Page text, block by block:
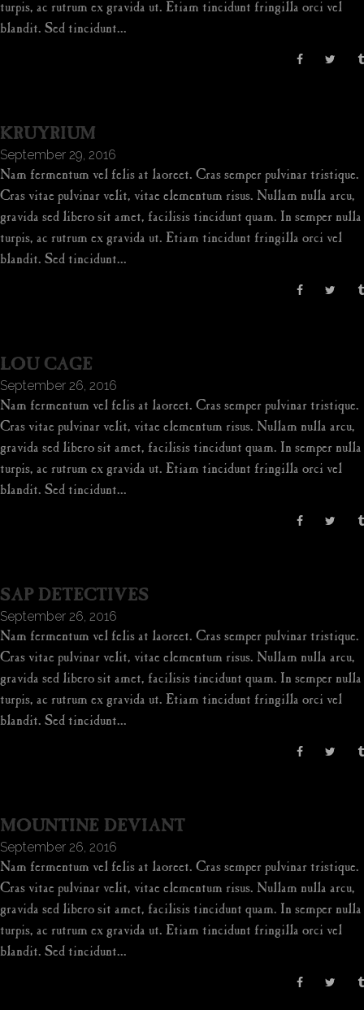
turpis, ac rutrum ex gravida ut. Etiam tincidunt fringilla orci vel
blandit. Sed tincidunt...
KRUYRIUM
September 29, 2016
Nam fermentum vel felis at laoreet. Cras semper pulvinar tristique.
Cras vitae pulvinar velit, vitae elementum risus. Nullam nulla arcu,
gravida sed libero sit amet, facilisis tincidunt quam. In semper nulla
turpis, ac rutrum ex gravida ut. Etiam tincidunt fringilla orci vel
blandit. Sed tincidunt...
LOU CAGE
September 26, 2016
Nam fermentum vel felis at laoreet. Cras semper pulvinar tristique.
Cras vitae pulvinar velit, vitae elementum risus. Nullam nulla arcu,
gravida sed libero sit amet, facilisis tincidunt quam. In semper nulla
turpis, ac rutrum ex gravida ut. Etiam tincidunt fringilla orci vel
blandit. Sed tincidunt...
SAP DETECTIVES
September 26, 2016
Nam fermentum vel felis at laoreet. Cras semper pulvinar tristique.
Cras vitae pulvinar velit, vitae elementum risus. Nullam nulla arcu,
gravida sed libero sit amet, facilisis tincidunt quam. In semper nulla
turpis, ac rutrum ex gravida ut. Etiam tincidunt fringilla orci vel
blandit. Sed tincidunt...
MOUNTINE DEVIANT
September 26, 2016
Nam fermentum vel felis at laoreet. Cras semper pulvinar tristique.
Cras vitae pulvinar velit, vitae elementum risus. Nullam nulla arcu,
gravida sed libero sit amet, facilisis tincidunt quam. In semper nulla
turpis, ac rutrum ex gravida ut. Etiam tincidunt fringilla orci vel
blandit. Sed tincidunt...